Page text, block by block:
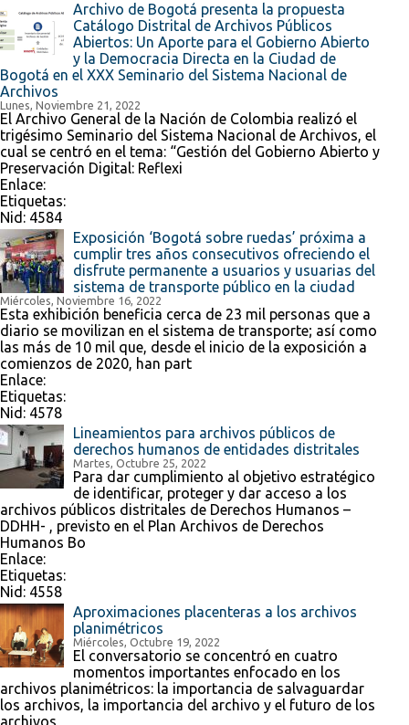
Archivo de Bogotá presenta la propuesta
Catálogo Distrital de Archivos Públicos
Abiertos: Un Aporte para el Gobierno Abierto
y la Democracia Directa en la Ciudad de
Bogotá en el XXX Seminario del Sistema Nacional de
Archivos
Lunes, Noviembre 21, 2022
El Archivo General de la Nación de Colombia realizó el
trigésimo Seminario del Sistema Nacional de Archivos, el
cual se centró en el tema: “Gestión del Gobierno Abierto y
Preservación Digital: Reflexi
Enlace:
Etiquetas:
Nid: 4584
Exposición ‘Bogotá sobre ruedas’ próxima a
cumplir tres años consecutivos ofreciendo el
disfrute permanente a usuarios y usuarias del
sistema de transporte público en la ciudad
Miércoles, Noviembre 16, 2022
Esta exhibición beneficia cerca de 23 mil personas que a
diario se movilizan en el sistema de transporte; así como
las más de 10 mil que, desde el inicio de la exposición a
comienzos de 2020, han part
Enlace:
Etiquetas:
Nid: 4578
Lineamientos para archivos públicos de
derechos humanos de entidades distritales
Martes, Octubre 25, 2022
Para dar cumplimiento al objetivo estratégico
de identificar, proteger y dar acceso a los
archivos públicos distritales de Derechos Humanos –
DDHH- , previsto en el Plan Archivos de Derechos
Humanos Bo
Enlace:
Etiquetas:
Nid: 4558
Aproximaciones placenteras a los archivos
planimétricos
Miércoles, Octubre 19, 2022
El conversatorio se concentró en cuatro
momentos importantes enfocado en los
archivos planimétricos: la importancia de salvaguardar
los archivos, la importancia del archivo y el futuro de los
archivos